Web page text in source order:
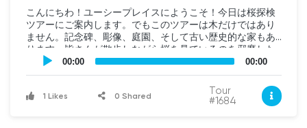
こんにちわ！ユーシープレイスにようこそ！今日は桜探検
ツアーにご案内します。でもこのツアーは木だけではあり
ません。記念碑、彫像、庭園、そして古い歴史的な家もあ
ります。皆さんが散歩しながら桜を見ているのを邪魔した
くありません。記念碑や博物館についての詳細のある他の
ユーシープレイスツアーがあります。今日は散歩しながら
景色を眺めリラックスしましょう。このツアーは二てん五
マイルあるので水分補給をしっかりして写真をたくさんと
ってください！ それでは、どのように桜の木がワシント
UCPlaces
Audio
Player
00:00 00:00
1 Likes 0 Shared
Tour
#1684